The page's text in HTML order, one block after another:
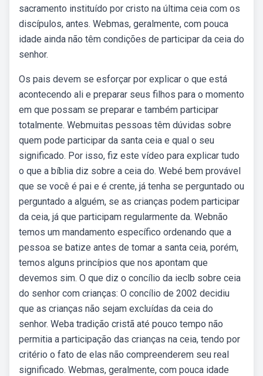
sacramento instituído por cristo na última ceia com os
discípulos, antes. Webmas, geralmente, com pouca
idade ainda não têm condições de participar da ceia do
senhor.
Os pais devem se esforçar por explicar o que está
acontecendo ali e preparar seus filhos para o momento
em que possam se preparar e também participar
totalmente. Webmuitas pessoas têm dúvidas sobre
quem pode participar da santa ceia e qual o seu
significado. Por isso, fiz este vídeo para explicar tudo
o que a bíblia diz sobre a ceia do. Webé bem provável
que se você é pai e é crente, já tenha se perguntado ou
perguntado a alguém, se as crianças podem participar
da ceia, já que participam regularmente da. Webnão
temos um mandamento específico ordenando que a
pessoa se batize antes de tomar a santa ceia, porém,
temos alguns princípios que nos apontam que
devemos sim. O que diz o concílio da ieclb sobre ceia
do senhor com crianças: O concílio de 2002 decidiu
que as crianças não sejam excluídas da ceia do
senhor. Weba tradição cristã até pouco tempo não
permitia a participação das crianças na ceia, tendo por
critério o fato de elas não compreenderem seu real
significado. Webmas, geralmente, com pouca idade